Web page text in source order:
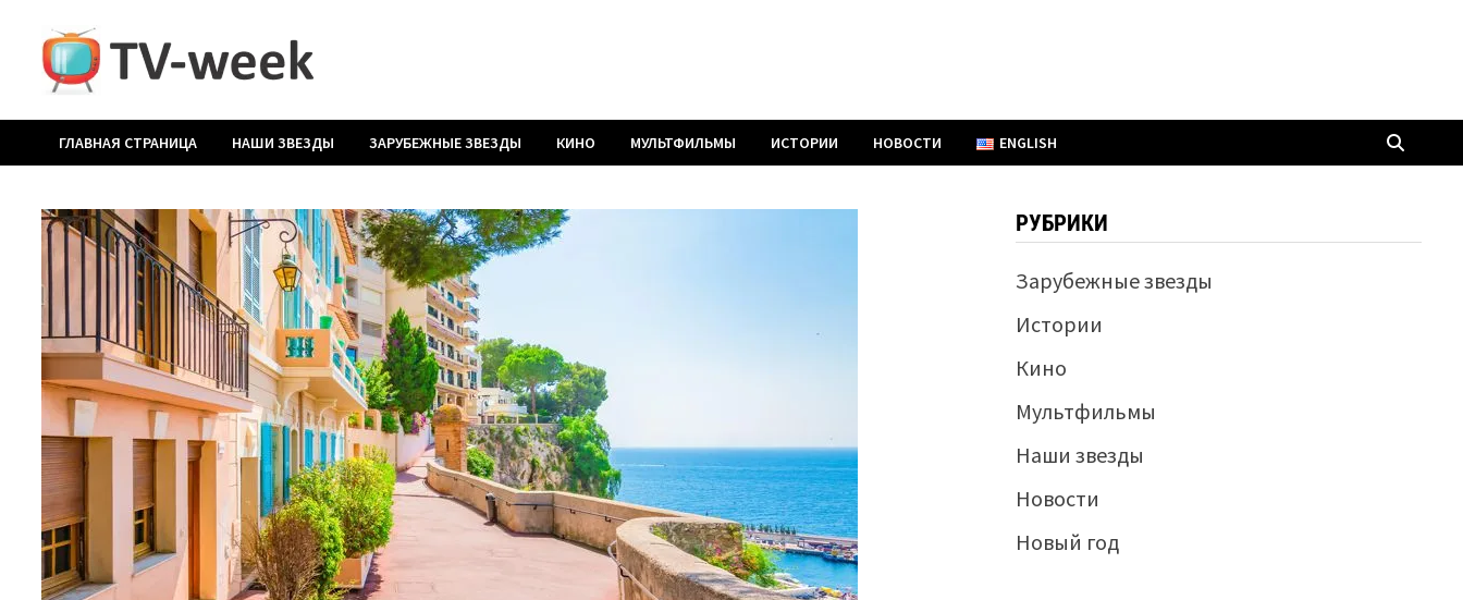
содержимому
ГЛАВНАЯ СТРАНИЦА НАШИ ЗВЕЗДЫ ЗАРУБЕЖНЫЕ ЗВЕЗДЫ КИНО МУЛЬТФИЛЬМЫ ИСТОРИИ НОВОСТИ ENGLISH
РУБРИКИ
Зарубежные звезды
Истории
Кино
Мультфильмы
Наши звезды
Новости
Новый год